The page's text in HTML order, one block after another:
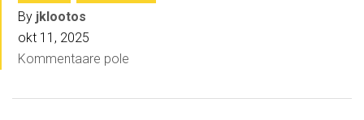
By jklootos
okt 11, 2025
Kommentaare pole